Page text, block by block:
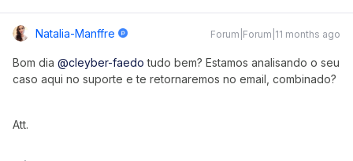
Natalia-Manffre Forum|Forum|11 months ago
Bom dia ​ @cleyber-faedo tudo bem? Estamos analisando o seu
caso aqui no suporte e te retornaremos no email, combinado?
Att.